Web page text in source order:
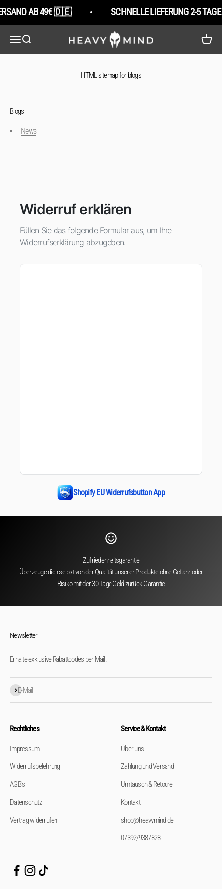
AB 49€ 🇩🇪 SCHNELLE LIEFERUNG 2-5 TAGE
Navigationsmenü öffnen
Suche öffnen HeavyMind
HTML sitemap for blogs
Blogs
News
Widerruf erklären
Füllen Sie das folgende Formular aus, um Ihre
Widerrufserklärung abzugeben.
Shopify EU Widerrufsbutton App
Zufriedenheitsgarantie
Überzeuge dich selbst von der Qualität unserer Produkte ohne Gefahr oder
Risiko mit der 30 Tage Geld zurück Garantie
Newsletter
Erhalte exklusive Rabattcodes per Mail.
E-Mail
Abonnieren
Rechtliches
Impressum
Widerrufsbelehrung
AGB's
Datenschutz
Vertrag widerrufen
Service & Kontakt
Über uns
Zahlung und Versand
Umtausch & Retoure
Kontakt
shop@heavymind.de
07392/9387828